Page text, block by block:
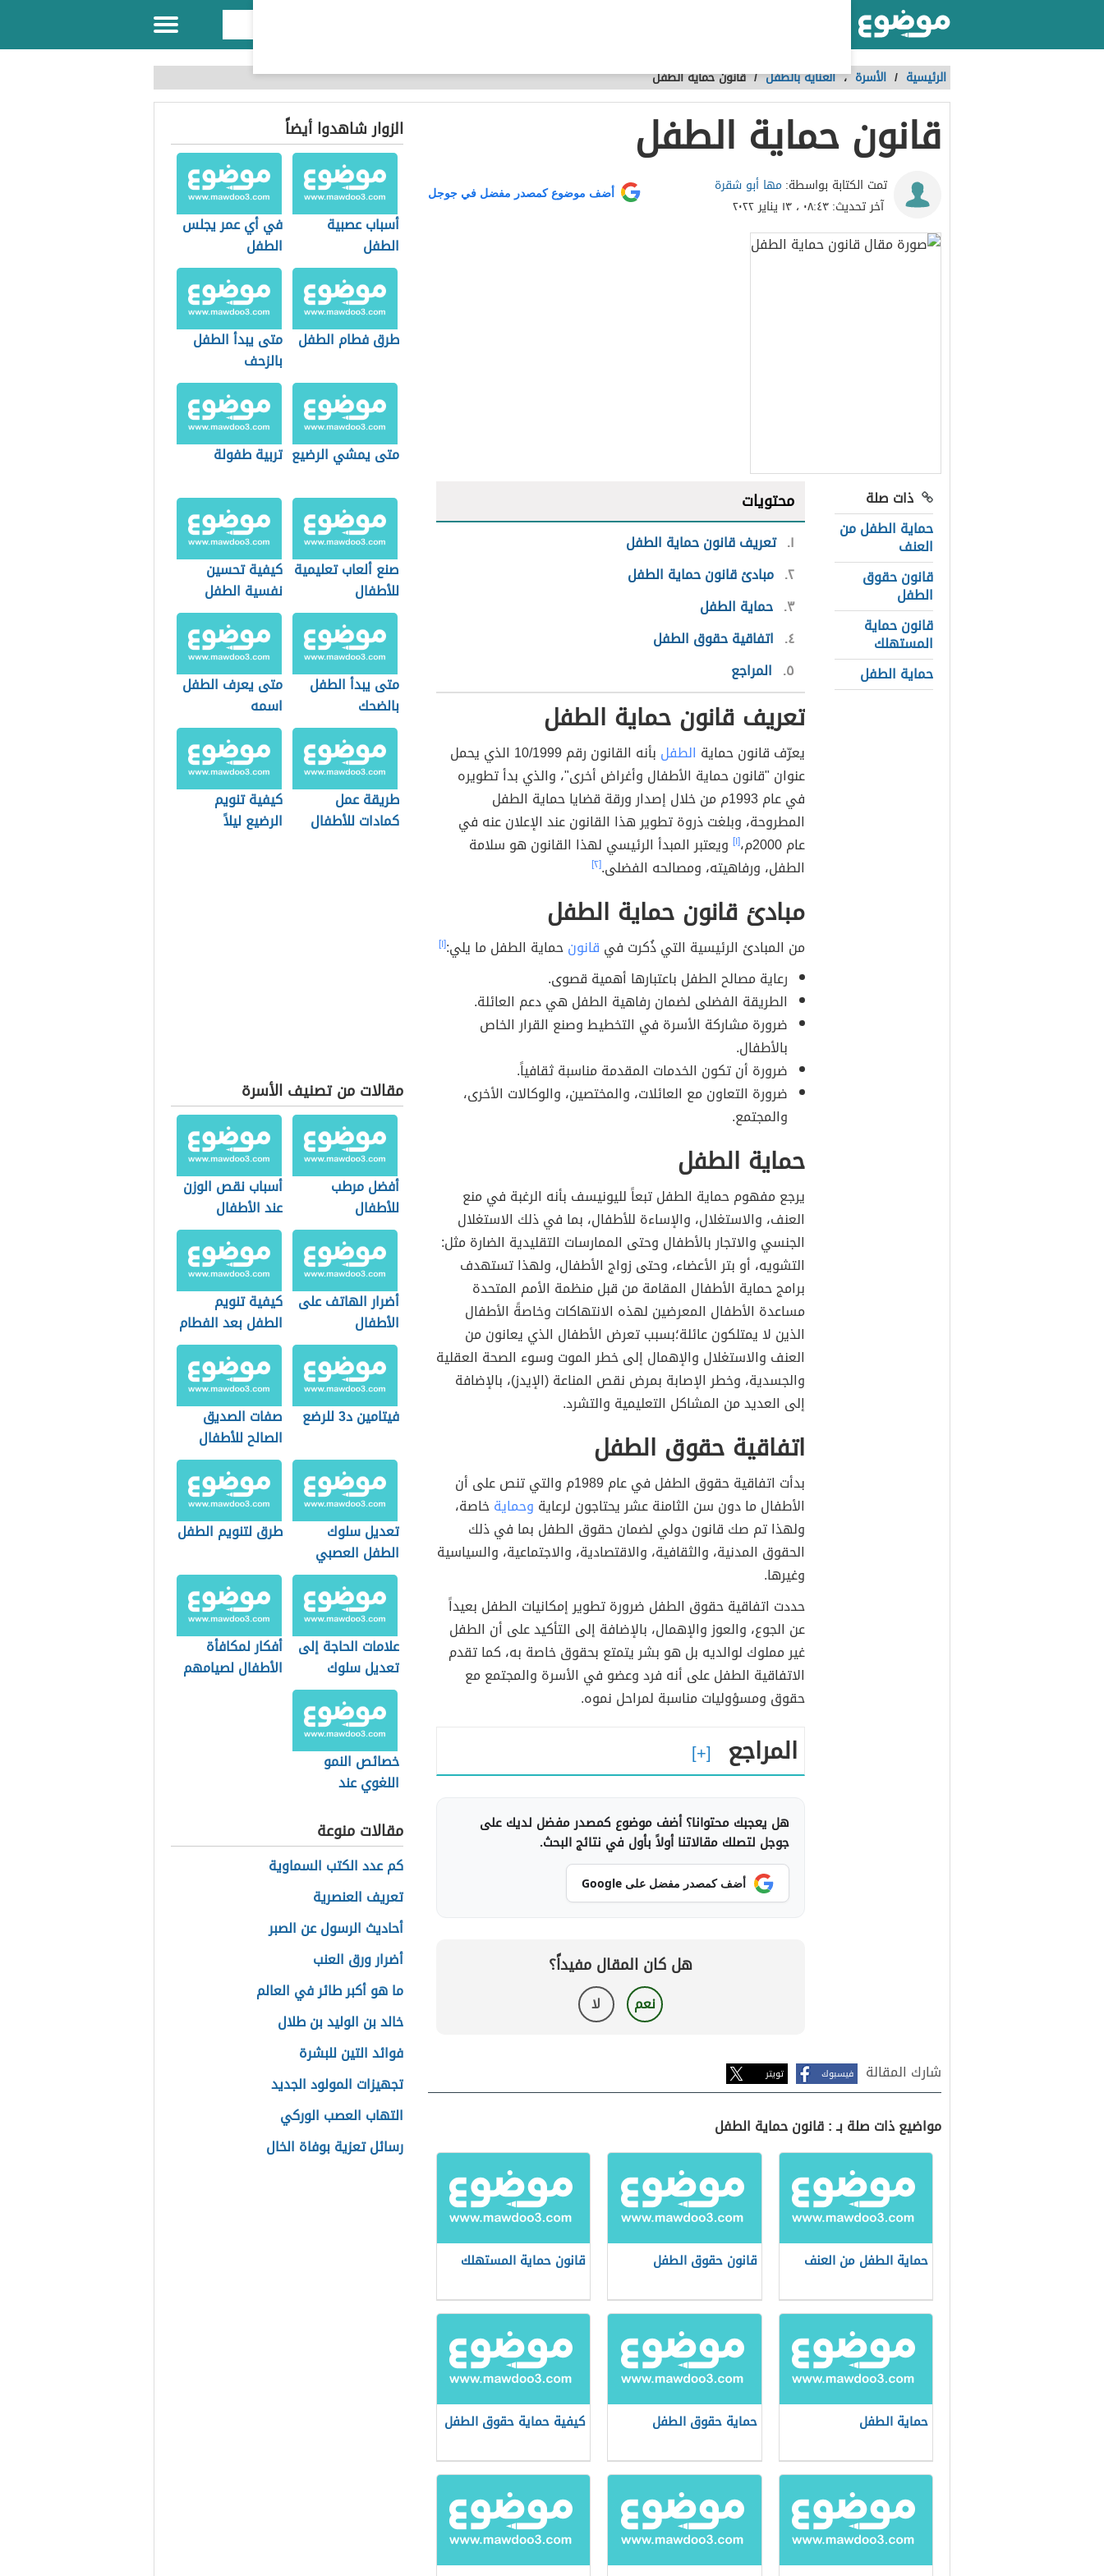
الرئيسية / الأسرة ،العناية بالطفل /قانون حماية الطفل
قانون حماية الطفل
تمت الكتابة بواسطة: مها أبو شقرة
آخر تحديث:٠٨:٤٣ ، ١٣ يناير ٢٠٢٢
أضف موضوع كمصدر مفضل في جوجل
ذات صلة
حماية الطفل من
العنف
قانون حقوق
الطفل
قانون حماية
المستهلك
حماية الطفل
محتويات
١ تعريف قانون حماية الطفل
٢ مبادئ قانون حماية الطفل
٣ حماية الطفل
٤ اتفاقية حقوق الطفل
٥ المراجع
تعريف قانون حماية الطفل
يعرّف قانون حماية الطفل
بأنه القانون رقم 10/1999 الذي يحمل
عنوان "قانون حماية الأطفال وأغراض أخرى"، والذي بدأ تطويره
في عام 1993م من خلال إصدار ورقة قضايا حماية الطفل
المطروحة، وبلغت ذروة تطوير هذا القانون عند الإعلان عنه في
عام 2000م،
[١] ويعتبر المبدأ الرئيسي لهذا القانون هو سلامة
الطفل، ورفاهيته، ومصالحه الفضلى.[٢]
مبادئ قانون حماية الطفل
من المبادئ الرئيسية التي ذُكرت في قانونحماية الطفل ما يلي:[١]
رعاية مصالح الطفل باعتبارها أهمية قصوى.
الطريقة الفضلى لضمان رفاهية الطفل هي دعم العائلة.
ضرورة مشاركة الأسرة في التخطيط وصنع القرار الخاص
بالأطفال.
ضرورة أن تكون الخدمات المقدمة مناسبة ثقافياً.
ضرورة التعاون مع العائلات، والمختصين، والوكالات الأخرى،
والمجتمع.
حماية الطفل
يرجع مفهوم حماية الطفل تبعاً لليونيسف بأنه الرغبة في منع
العنف، والاستغلال، والإساءة للأطفال، بما في ذلك الاستغلال
الجنسي والاتجار بالأطفال وحتى الممارسات التقليدية الضارة مثل:
التشويه، أو بتر الأعضاء، وحتى زواج الأطفال، ولهذا تستهدف
برامج حماية الأطفال المقامة من قبل منظمة الأمم المتحدة
مساعدة الأطفال المعرضين لهذه الانتهاكات وخاصةً الأطفال
الذين لا يمتلكون عائلة؛بسبب تعرض الأطفال الذي يعانون من
العنف والاستغلال والإهمال إلى خطر الموت وسوء الصحة العقلية
والجسدية، وخطر الإصابة بمرض نقص المناعة (الإيدز)، بالإضافة
إلى العديد من المشاكل التعليمية والتشرد.
اتفاقية حقوق الطفل
بدأت اتفاقية حقوق الطفل في عام 1989م والتي تنص على أن
الأطفال ما دون سن الثامنة عشر يحتاجون لرعاية وحمايةخاصة،
ولهذا تم صك قانون دولي لضمان حقوق الطفل بما في ذلك
الحقوق المدنية، والثقافية، والاقتصادية، والاجتماعية، والسياسية
وغيرها.
حددت اتفاقية حقوق الطفل ضرورة تطوير إمكانيات الطفل بعيداً
عن الجوع، والعوز والإهمال، بالإضافة إلى التأكيد على أن الطفل
غير مملوك لوالديه بل هو بشر يتمتع بحقوق خاصة به، كما تقدم
الاتفاقية الطفل على أنه فرد وعضو في الأسرة والمجتمع مع
حقوق ومسؤوليات مناسبة لمراحل نموه.
المراجع
هل يعجبك محتوانا؟ أضف موضوع كمصدر مفضل لديك على
جوجل لتصلك مقالاتنا أولاً بأول في نتائج البحث.
أضف كمصدر مفضل على Google
هل كان المقال مفيداً؟
نعم لا
شارك المقالة فيسبوك تويتر
مواضيع ذات صلة بـ : قانون حماية الطفل
حماية الطفل من العنف قانون حقوق الطفل قانون حماية المستهلك
حماية الطفل حماية حقوق الطفل كيفية حماية حقوق الطفل
الزوار شاهدوا أيضاً
أسباب عصبية
الطفل
في أي عمر يجلس
الطفل
طرق فطام الطفل
متى يبدأ الطفل
بالزحف
متى يمشي الرضيع تربية طفولة
صنع ألعاب تعليمية
للأطفال
كيفية تحسين
نفسية الطفل
متى يبدأ الطفل
بالضحك
متى يعرف الطفل
اسمه
طريقة عمل
كمادات للأطفال
كيفية تنويم
الرضيع ليلاً
مقالات من تصنيف الأسرة
أفضل مرطب
للأطفال
أسباب نقص الوزن
عند الأطفال
أضرار الهاتف على
الأطفال
كيفية تنويم
الطفل بعد الفطام
فيتامين د3 للرضع
صفات الصديق
الصالح للأطفال
تعديل سلوك
الطفل العصبي
طرق لتنويم الطفل
علامات الحاجة إلى
تعديل سلوك
الطفل
أفكار لمكافأة
الأطفال لصيامهم
خصائص النمو
اللغوي عند
مقالات منوعة
كم عدد الكتب السماوية
تعريف العنصرية
أحاديث الرسول عن الصبر
أضرار ورق العنب
ما هو أكبر طائر في العالم
خالد بن الوليد بن طلال
فوائد التين للبشرة
تجهيزات المولود الجديد
التهاب العصب الوركي
رسائل تعزية بوفاة الخال